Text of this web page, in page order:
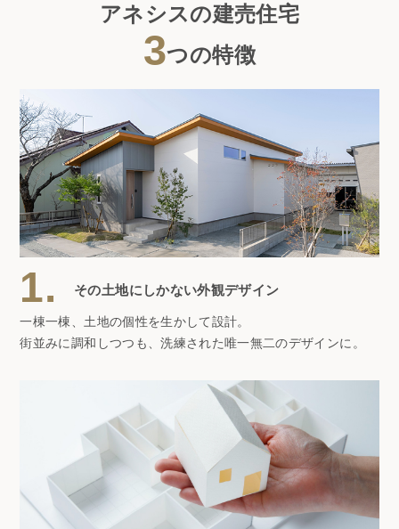
アネシスの建売住宅
3つの特徴
1. その土地にしかない外観デザイン
一棟一棟、土地の個性を生かして設計。
街並みに調和しつつも、洗練された唯一無二のデザインに。